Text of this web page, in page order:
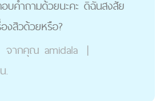
อบคำถามด้วยนะคะ ดิฉันสงสัย
งสิวด้วยหรือ?
จากคุณ amidala |
.